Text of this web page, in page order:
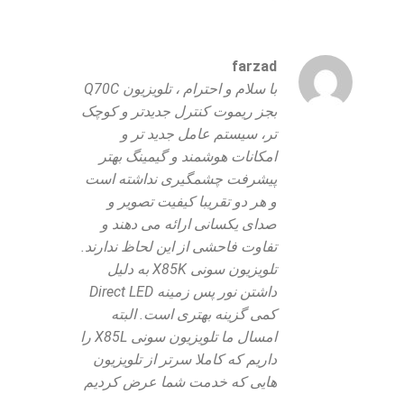
farzad
با سلام و احترام ، تلویزیون Q70C
بجز ریموت کنترل جدیدتر و کوچک
تر، سیستم عامل جدید تر و
امکانات هوشمند و گیمینگ بهتر
پیشرفت چشمگیری نداشته است
و هر دو تقریبا کیفیت تصویر و
صدای یکسانی ارائه می دهند و
تفاوت فاحشی از این لحاظ ندارند.
تلویزیون سونی X85K به دلیل
داشتن نور پس زمینه Direct LED
کمی گزینه بهتری است. البته
امسال ما تلویزیون سونی X85L را
داریم که کاملا سرتر از تلویزیون
هایی که خدمت شما عرض کردیم